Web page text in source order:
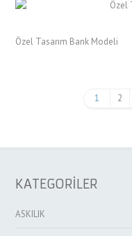
Özel Tasarım Bank Modeli
1 2
KATEGORİLER
ASKILIK